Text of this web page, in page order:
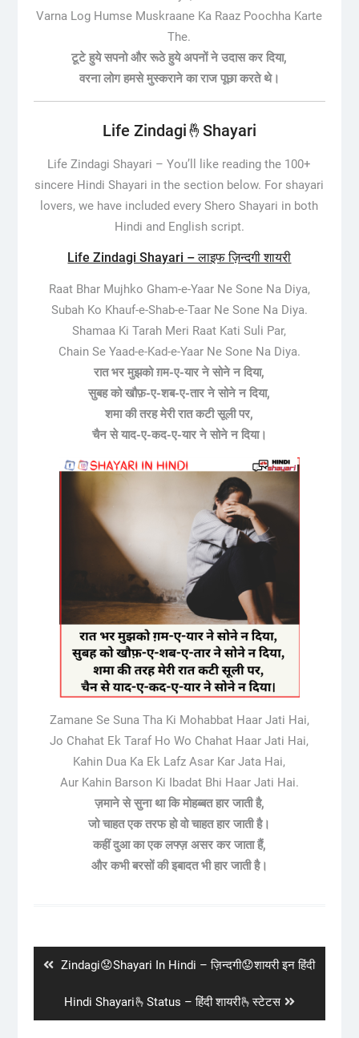
Varna Log Humse Muskraane Ka Raaz Poochha Karte
The.
टूटे हुये सपनो और रूठे हुये अपनों ने उदास कर दिया,
वरना लोग हमसे मुस्कराने का राज पूछा करते थे।
Life Zindagi🤞Shayari
Life Zindagi Shayari –You’ll like reading the 100+
sincere Hindi Shayari in the section below. For shayari
lovers, we have included every Shero Shayari in both
Hindi and English script.
Life Zindagi Shayari – लाइफ ज़िन्दगी शायरी
Raat Bhar Mujhko Gham-e-Yaar Ne Sone Na Diya,
Subah Ko Khauf-e-Shab-e-Taar Ne Sone Na Diya.
Shamaa Ki Tarah Meri Raat Kati Suli Par,
Chain Se Yaad-e-Kad-e-Yaar Ne Sone Na Diya.
रात भर मुझको ग़म-ए-यार ने सोने न दिया,
सुबह को खौफ़-ए-शब-ए-तार ने सोने न दिया,
शमा की तरह मेरी रात कटी सूली पर,
चैन से याद-ए-कद-ए-यार ने सोने न दिया।
Zamane Se Suna Tha Ki Mohabbat Haar Jati Hai,
Jo Chahat Ek Taraf Ho Wo Chahat Haar Jati Hai,
Kahin Dua Ka Ek Lafz Asar Kar Jata Hai,
Aur Kahin Barson Ki Ibadat Bhi Haar Jati Hai.
ज़माने से सुना था कि मोहब्बत हार जाती है,
जो चाहत एक तरफ हो वो चाहत हार जाती है।
कहीं दुआ का एक लफ्ज़ असर कर जाता हैं,
और कभी बरसों की इबादत भी हार जाती है।
Previous
Zindagi😟Shayari In Hindi – ज़िन्दगी😟शायरी इन हिंदी
Next
post:
Hindi Shayari🫰Status – हिंदी शायरी🫰स्टेटस